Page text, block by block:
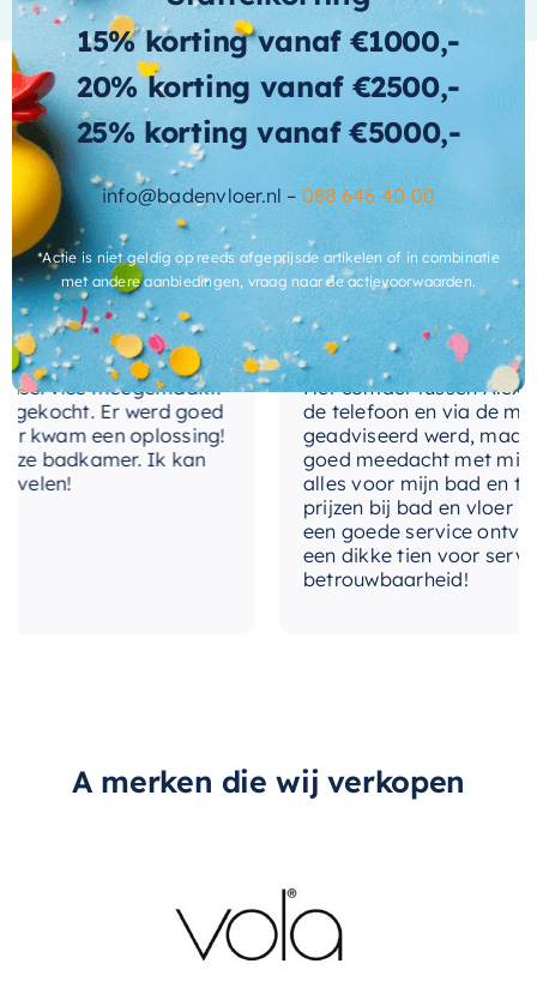
Fineer Kolomkastcombineert design, kwaliteit
en functionaliteit, waardoor het de perfecte
aanvulling is voor uw ruimte.
design-front Vlak
draairichting-
deur
Links / Rechts
kleur-kast Fineer Ash Grey
materiaal-
kast
Hout fineer
uitvoering-
handgrepen
Greeploos
Wat andere over ons zeggen
meegemaakt!
Er werd goed
een oplossing!
badkamer. Ik kan
Cherryl
Het contact tussen Alex en
de telefoon en via de mail,
geadviseerd werd, maar
goed meedacht met mij.
alles voor mijn bad en
prijzen bij bad en vloer
een goede service
een dikke tien voor
betrouwbaarheid!
A merken die wij verkopen
15% korting vanaf €1000,-
20% korting vanaf €2500,-
25% korting vanaf €5000,-
info@badenvloer.nl – 088 646 40 00
*Actie is niet geldig op reeds afgeprijsde artikelen of in combinatie
met andere aanbiedingen, vraag naar de actievoorwaarden.